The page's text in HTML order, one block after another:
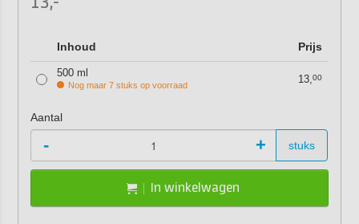
Inhoud Prijs
500 ml
Nog maar 7 stuks op voorraad 13,00
Aantal
- + stuks
In winkelwagen